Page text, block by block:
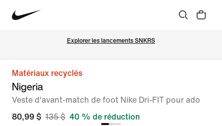
Explorer les lancements SNKRS
Matériaux recyclés
Nigeria
Veste d'avant-match de foot Nike Dri-FIT pour ado
80,99 $ 135 $ 40 % de réduction